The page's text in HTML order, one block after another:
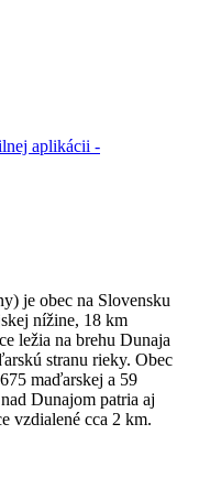
aplikácii -
je obec na Slovensku
nížine, 18 km
ležia na brehu Dunaja
stranu rieky. Obec
maďarskej a 59
Dunajom patria aj
vzdialené cca 2 km.